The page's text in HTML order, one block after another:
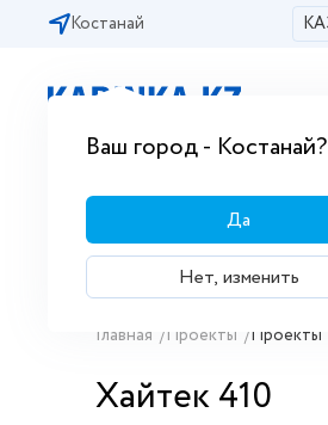
Костанай
Ваш город - Костанай?
Да
Нет, изменить
Бесплатная доставка по городам РК
Сантехника Душевые
Главная /Проекты /Проекты
Хайтек 410